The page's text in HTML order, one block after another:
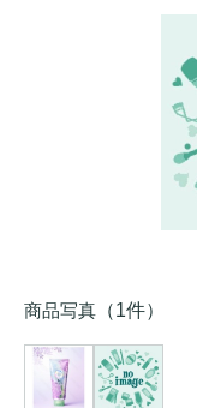
商品写真 （1件）